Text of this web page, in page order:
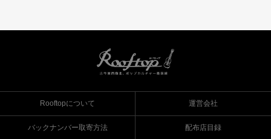
Rooftopについて 運営会社
バックナンバー取寄方法 配布店目録